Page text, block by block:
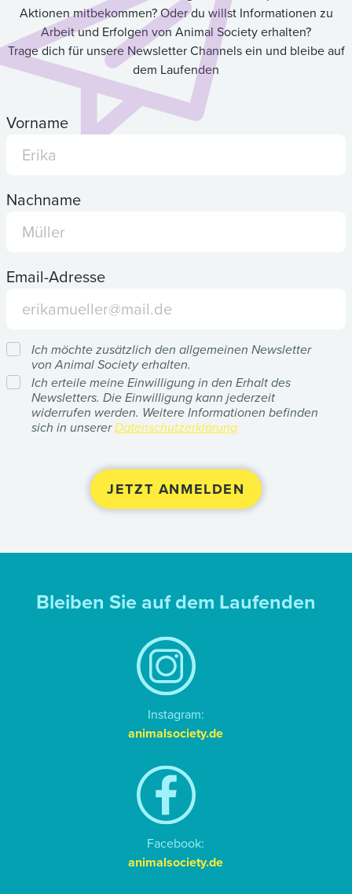
Aktionen mitbekommen? Oder du willst Informationen zu
Arbeit und Erfolgen von Animal Society erhalten?
Trage dich für unsere Newsletter Channels ein und bleibe auf
dem Laufenden
Vorname
Nachname
Email-Adresse
Ich möchte zusätzlich den allgemeinen Newsletter
von Animal Society erhalten.
Ich erteile meine Einwilligung in den Erhalt des
Newsletters. Die Einwilligung kann jederzeit
widerrufen werden. Weitere Informationen befinden
sich in unsererDatenschutzerklärung
Bleiben Sie auf dem Laufenden
Instagram:
animalsociety.de
Facebook:
animalsociety.de